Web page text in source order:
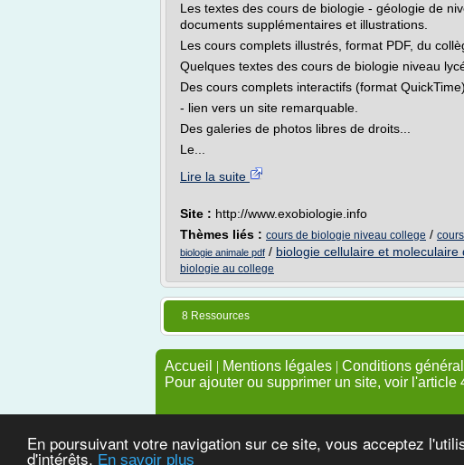
En poursuivant votre navigation sur ce site, vous acceptez
d'intérêts. En savoir plus
Les textes des cours de biologie - géologie de
documents supplémentaires et illustrations.
Les cours complets illustrés, format PDF, du
Quelques textes des cours de biologie niveau
Des cours complets interactifs (format QuickTime)
- lien vers un site remarquable.
Des galeries de photos libres de droits...
Le...
Lire la suite
Site : http://www.exobiologie.info
Thèmes liés : cours de biologie niveau college /
biologie animale pdf / biologie cellulaire et
biologie au college
8 Ressources
Accueil | Mentions légales | Conditions
Pour ajouter ou supprimer un site, voir l'article